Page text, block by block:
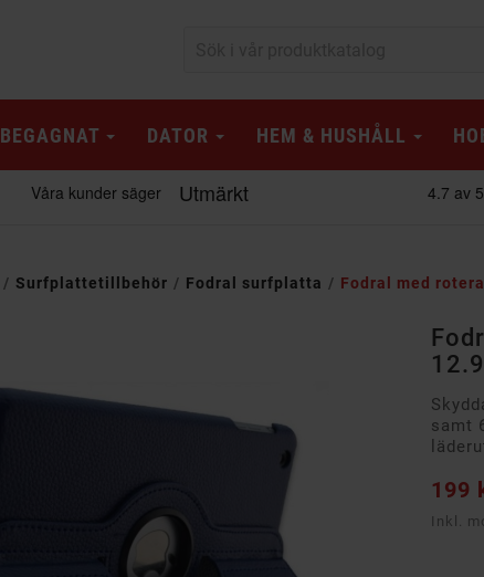
BEGAGNAT DATOR HEM & HUSHÅLL
Surfplattetillbehör Fodral surfplatta
Fodral med
samt
199
Inkl.